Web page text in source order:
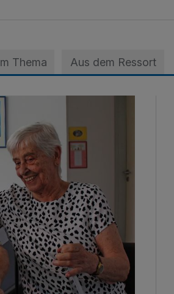
Thema Aus dem Ressort